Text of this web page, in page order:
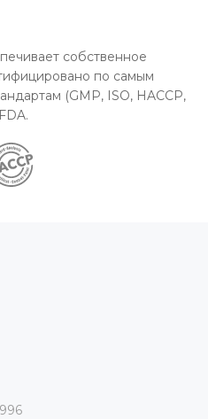
собственное
по самым
(GMP, ISO, HACCP,